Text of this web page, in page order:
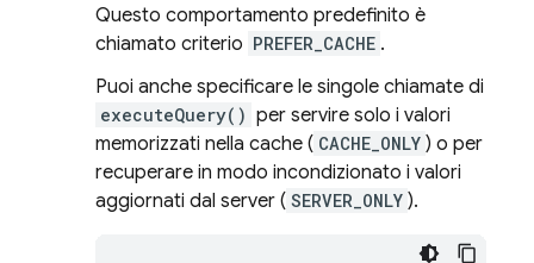
Questo comportamento predefinito è
chiamato criterio PREFER_CACHE .
Puoi anche specificare le singole chiamate di
executeQuery() per servire solo i valori
memorizzati nella cache ( CACHE_ONLY ) o per
recuperare in modo incondizionato i valori
aggiornati dal server ( SERVER_ONLY ).